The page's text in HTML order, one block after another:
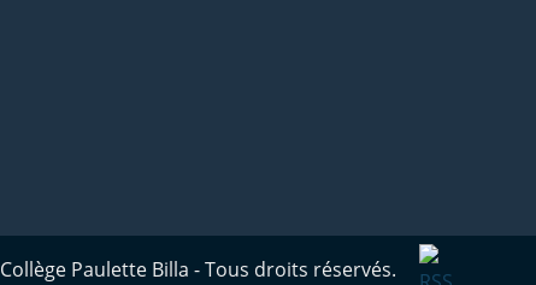
Collège Paulette Billa - Tous droits réservés.